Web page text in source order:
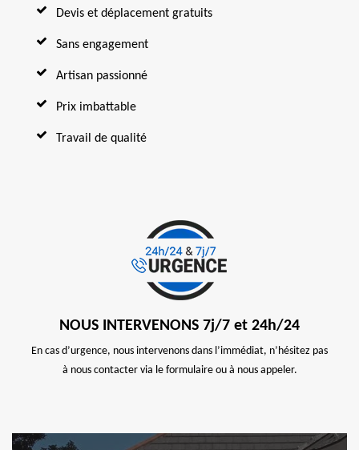
Devis et déplacement gratuits
Sans engagement
Artisan passionné
Prix imbattable
Travail de qualité
NOUS INTERVENONS 7j/7 et 24h/24
En cas d’urgence, nous intervenons dans l’immédiat, n’hésitez pas
à nous contacter via le formulaire ou à nous appeler.